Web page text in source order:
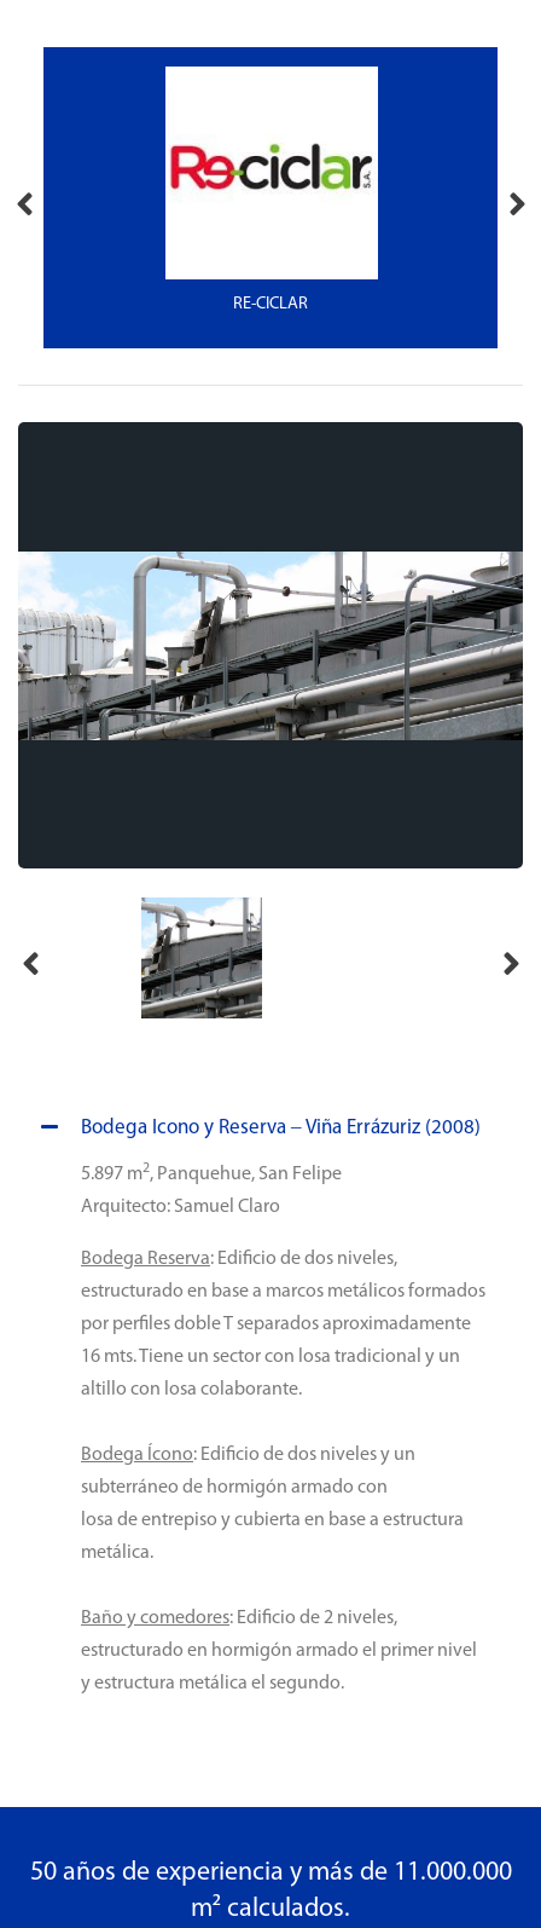
RE-CICLAR
Bodega Icono y Reserva – Viña Errázuriz (2008)
5.897 m2, Panquehue, San Felipe
Arquitecto: Samuel Claro
Bodega Reserva: Edificio de dos niveles,
estructurado en base a marcos metálicos formados
por perfiles doble T separados aproximadamente
16 mts. Tiene un sector con losa tradicional y un
altillo con losa colaborante.
Bodega Ícono: Edificio de dos niveles y un
subterráneo de hormigón armado con
losa de entrepiso y cubierta en base a estructura
metálica.
Baño y comedores: Edificio de 2 niveles,
estructurado en hormigón armado el primer nivel
y estructura metálica el segundo.
50 años de experiencia y más de 11.000.000
m² calculados.